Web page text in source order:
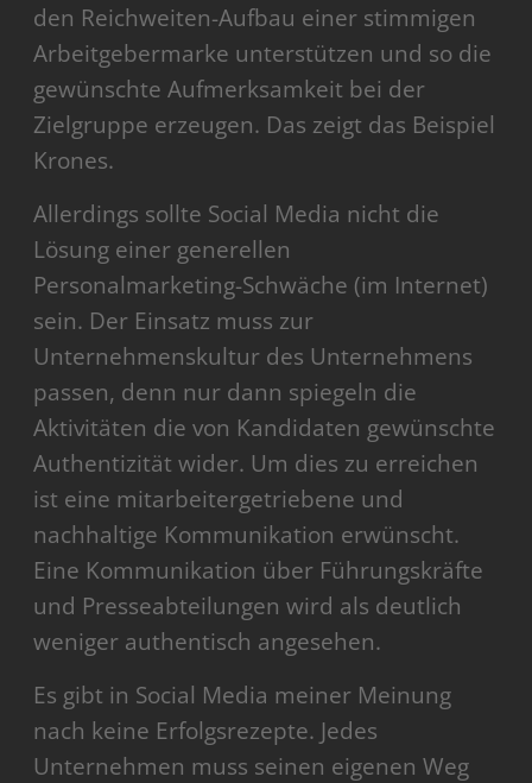
den Reichweiten-Aufbau einer stimmigen
Arbeitgebermarke unterstützen und so die
gewünschte Aufmerksamkeit bei der
Zielgruppe erzeugen. Das zeigt das Beispiel
Krones.
Allerdings sollte Social Media nicht die
Lösung einer generellen
Personalmarketing-Schwäche (im Internet)
sein. Der Einsatz muss zur
Unternehmenskultur des Unternehmens
passen, denn nur dann spiegeln die
Aktivitäten die von Kandidaten gewünschte
Authentizität wider. Um dies zu erreichen
ist eine mitarbeitergetriebene und
nachhaltige Kommunikation erwünscht.
Eine Kommunikation über Führungskräfte
und Presseabteilungen wird als deutlich
weniger authentisch angesehen.
Es gibt in Social Media meiner Meinung
nach keine Erfolgsrezepte. Jedes
Unternehmen muss seinen eigenen Weg